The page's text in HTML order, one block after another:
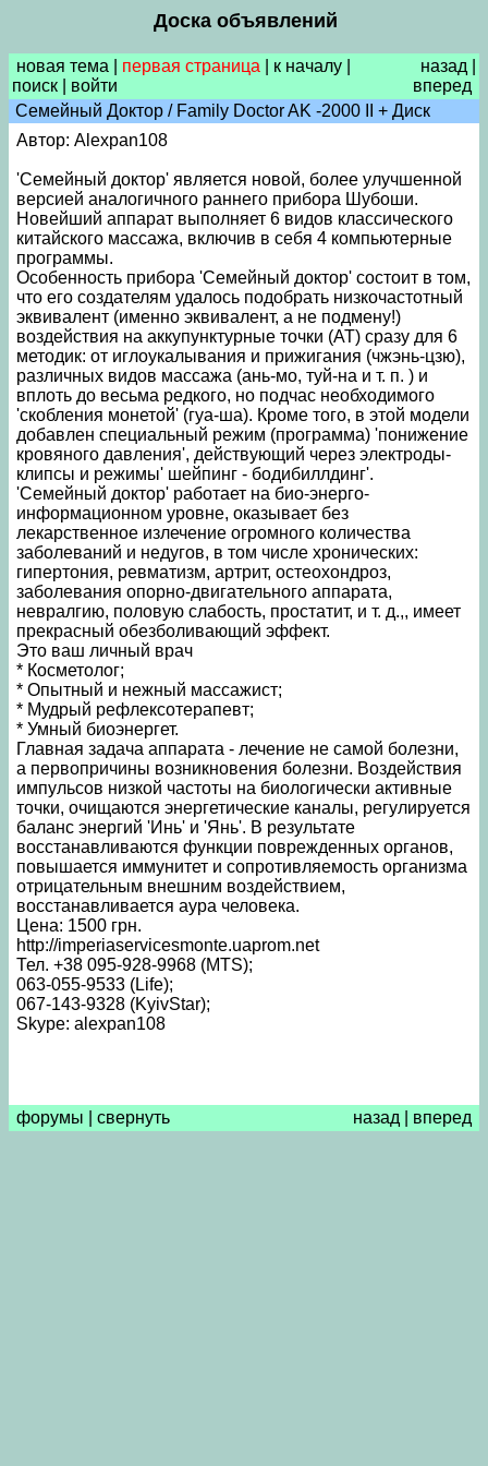
Доска объявлений
новая тема первая страница к началу
поиск
войти
назад
вперед
Cемейный Доктор / Family Doctor AK -2000 II + Диск
Автор: Alexpan108
'Семейный доктор' является новой, более улучшенной
версией аналогичного раннего прибора Шубоши.
Новейший аппарат выполняет 6 видов классического
китайского массажа, включив в себя 4 компьютерные
программы.
Особенность прибора 'Семейный доктор' состоит в том,
что его создателям удалось подобрать низкочастотный
эквивалент (именно эквивалент, а не подмену!)
воздействия на аккупунктурные точки (АТ) сразу для 6
методик: от иглоукалывания и прижигания (чжэнь-цзю),
различных видов массажа (ань-мо, туй-на и т. п. ) и
вплоть до весьма редкого, но подчас необходимого
'скобления монетой' (гуа-ша). Кроме того, в этой модели
добавлен специальный режим (программа) 'понижение
кровяного давления', действующий через электроды-
клипсы и режимы' шейпинг - бодибиллдинг'.
'Семейный доктор' работает на био-энерго-
информационном уровне, оказывает без
лекарственное излечение огромного количества
заболеваний и недугов, в том числе хронических:
гипертония, ревматизм, артрит, остеохондроз,
заболевания опорно-двигательного аппарата,
невралгию, половую слабость, простатит, и т. д.,, имеет
прекрасный обезболивающий эффект.
Это ваш личный врач
* Косметолог;
* Опытный и нежный массажист;
* Мудрый рефлексотерапевт;
* Умный биоэнергет.
Главная задача аппарата - лечение не самой болезни,
а первопричины возникновения болезни. Воздействия
импульсов низкой частоты на биологически активные
точки, очищаются энергетические каналы, регулируется
баланс энергий 'Инь' и 'Янь'. В результате
восстанавливаются функции поврежденных органов,
повышается иммунитет и сопротивляемость организма
отрицательным внешним воздействием,
восстанавливается аура человека.
Цена: 1500 грн.
http://imperiaservicesmonte.uaprom.net
Тел. +38 095-928-9968 (MTS);
063-055-9533 (Life);
067-143-9328 (KyivStar);
Skype: alexpan108
форумы свернуть назад вперед